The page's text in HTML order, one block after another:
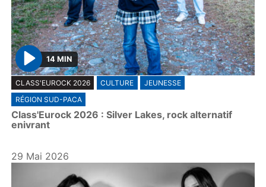
P
l
a
y
14 MIN
CLASS'EUROCK 2026 CULTURE
JEUNESSE
RÉGION SUD-PACA
Class'Eurock 2026 : Silver Lakes, rock alternatif
enivrant
29 Mai 2026